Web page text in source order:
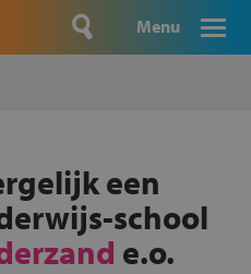
Menu
een
school
e.o.